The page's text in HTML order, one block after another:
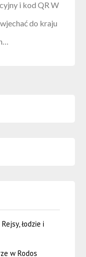
i kod QR W
do kraju
łodzie i
w Rodos